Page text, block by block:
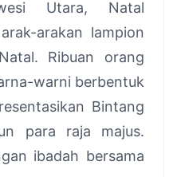
Utara, Natal
arakan lampion
Ribuan orang
warni berbentuk
Bintang
para raja majus.
ibadah bersama